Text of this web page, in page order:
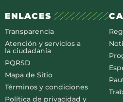
ENLACES
Transparencia
Atención y servicios a
la ciudadanía
PQRSD
Mapa de Sitio
Términos y condiciones
Política de privacidad y